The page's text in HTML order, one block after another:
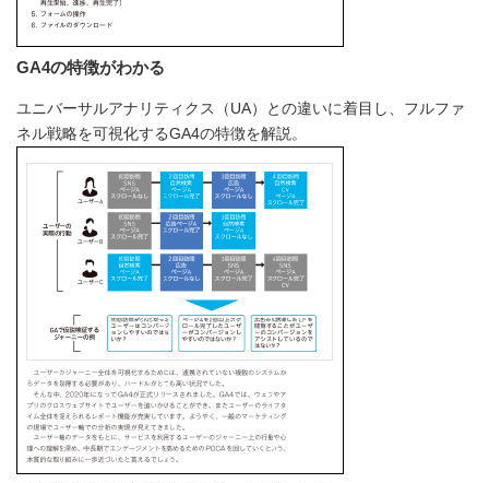
GA4の特徴がわかる
ユニバーサルアナリティクス（UA）との違いに着目し、フルファ
ネル戦略を可視化するGA4の特徴を解説。